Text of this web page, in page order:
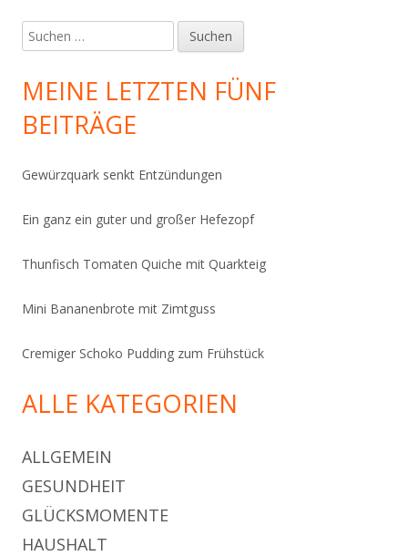
Suchen
nach:
MEINE LETZTEN FÜNF
BEITRÄGE
Gewürzquark senkt Entzündungen
Ein ganz ein guter und großer Hefezopf
Thunfisch Tomaten Quiche mit Quarkteig
Mini Bananenbrote mit Zimtguss
Cremiger Schoko Pudding zum Frühstück
ALLE KATEGORIEN
ALLGEMEIN
GESUNDHEIT
GLÜCKSMOMENTE
HAUSHALT